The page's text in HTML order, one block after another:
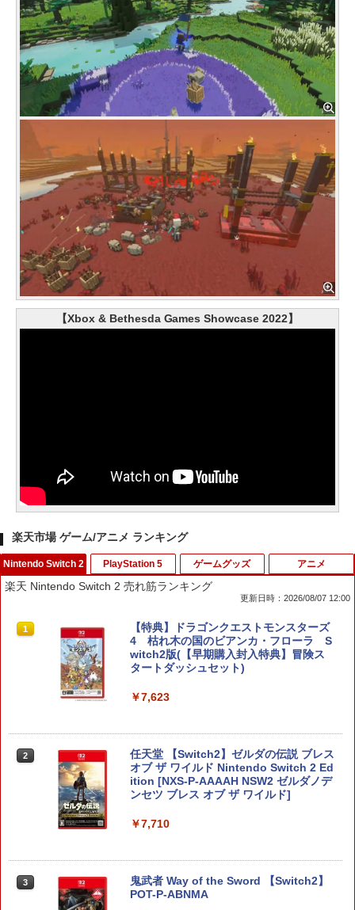
【Xbox & Bethesda Games Showcase 2022】
楽天市場 ゲーム/アニメ ランキング
Nintendo Switch 2
楽天 Nintendo Switch 2 売れ筋ランキング
更新日時：2026/08/07 12:00
1
【特典】ドラゴンクエストモンスターズ
4 枯れ木の国のビアンカ・フローラ S
witch2版(【早期購入封入特典】冒険ス
タートダッシュセット)
￥7,623
2
任天堂 【Switch2】ゼルダの伝説 ブレス
オブ ザ ワイルド Nintendo Switch 2 Ed
ition [NXS-P-AAAAH NSW2 ゼルダノデ
ンセツ ブレス オブ ザ ワイルド]
￥7,710
3
鬼武者 Way of the Sword 【Switch2】
POT-P-ABNMA
PlayStation 5 ゲームグッズ アニメ